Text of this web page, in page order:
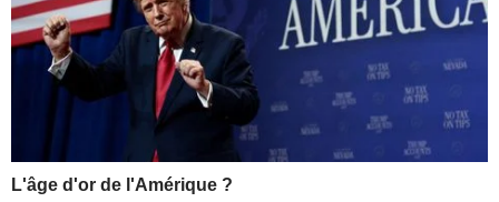
L'âge d'or de l'Amérique ?